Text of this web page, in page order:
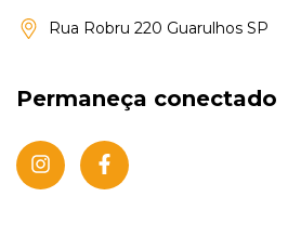
Rua Robru 220 Guarulhos SP
Permaneça conectado